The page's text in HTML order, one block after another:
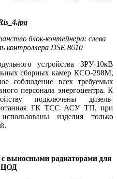
блок-контейнера: слева
контроллера DSE 8610
устройства ЗРУ‑10кВ
сборных камер КСО‑298М,
соблюдение всех требуемых
персонала энергоцентра. К
подключены дизель-
ГК ТСС АСУ ТП, при
изделия только
с выносными радиаторами для
ЦОД